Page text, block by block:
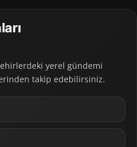
yerel gündemi
takip edebilirsiniz.